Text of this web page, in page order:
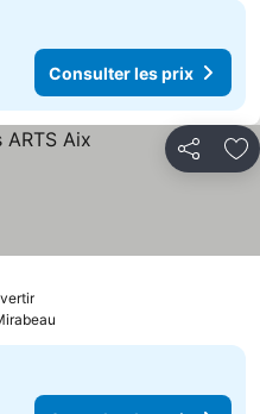
Consulter les prix
Partager